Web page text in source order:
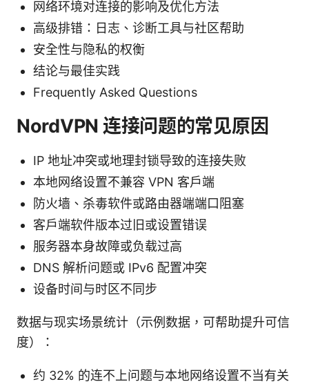
网络环境对连接的影响及优化方法
高级排错：日志、诊断工具与社区帮助
安全性与隐私的权衡
结论与最佳实践
Frequently Asked Questions
NordVPN 连接问题的常见原因
IP 地址冲突或地理封锁导致的连接失败
本地网络设置不兼容 VPN 客户端
防火墙、杀毒软件或路由器端端口阻塞
客户端软件版本过旧或设置错误
服务器本身故障或负载过高
DNS 解析问题或 IPv6 配置冲突
设备时间与时区不同步
数据与现实场景统计（示例数据，可帮助提升可信
度）：
约 32% 的连不上问题与本地网络设置不当有关